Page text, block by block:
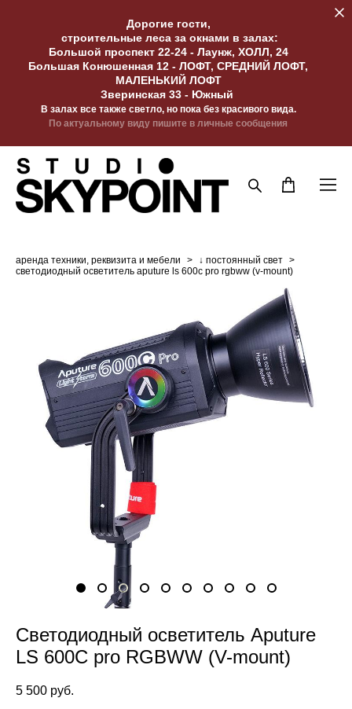
Дорогие гости,
строительные леса за окнами в залах:
Большой проспект 22-24 - Лаунж, ХОЛЛ, 24
Большая Конюшенная 12 - ЛОФТ, СРЕДНИЙ ЛОФТ,
МАЛЕНЬКИЙ ЛОФТ
Зверинская 33 - Южный
В залах все также светло, но пока без красивого вида.
По актуальному виду пишите в личные сообщения
аренда техники, реквизита и мебели > ↓ постоянный свет >
светодиодный осветитель aputure ls 600c pro rgbww (v-mount)
Светодиодный осветитель Aputure
LS 600C pro RGBWW (V-mount)
5 500 pуб.